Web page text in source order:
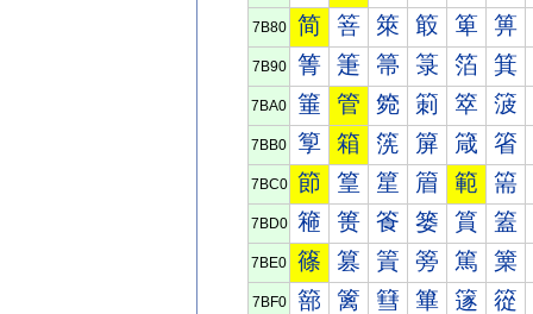
7B80 简 箁 箂 箃 箄 箅
7B90 箐 箑 箒 箓 箔 箕
7BA0 箠 管 箢 箣 箤 箥
7BB0 箰 箱 箲 箳 箴 箵
7BC0 節 篁 篂 篃 範 篅
7BD0 篐 篑 篒 篓 篔 篕
7BE0 篠 篡 篢 篣 篤 篥
7BF0 篰 篱 篲 篳 篴 篵